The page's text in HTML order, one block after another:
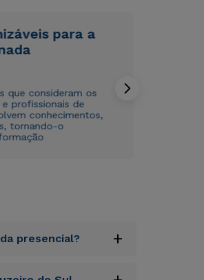
para a
que consideram os
profissionais de
conhecimentos,
tornando-o
presencial? +
ou
da Cruzeiro do Sul.
ou
da Cruzeiro do Sul.